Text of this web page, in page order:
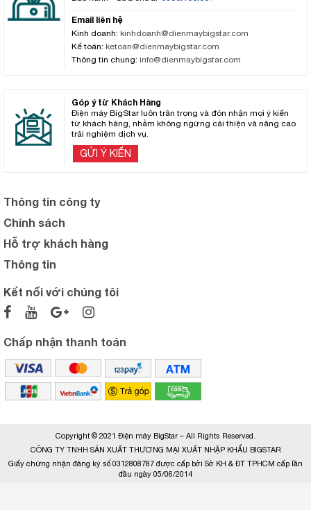
Email liên hệ
Kinh doanh: kinhdoanh@dienmaybigstar.com
Kế toán: ketoan@dienmaybigstar.com
Thông tin chung: info@dienmaybigstar.com
Góp ý từ Khách Hàng
Điện máy BigStar luôn trân trọng và đón nhận mọi ý kiến
từ khách hàng, nhằm không ngừng cải thiện và nâng cao
trải nghiệm dịch vụ.
GỬI Ý KIẾN
Thông tin công ty
Chính sách
Hỗ trợ khách hàng
Thông tin
Kết nối với chúng tôi
Chấp nhận thanh toán
Copyright © 2021 Điện máy BigStar – All Rights Reserved.
CÔNG TY TNHH SẢN XUẤT THƯƠNG MẠI XUẤT NHẬP KHẨU BIGSTAR
Giấy chứng nhận đăng ký số 0312808787 được cấp bởi Sở KH & ĐT TPHCM cấp lần
đầu ngày 05/06/2014